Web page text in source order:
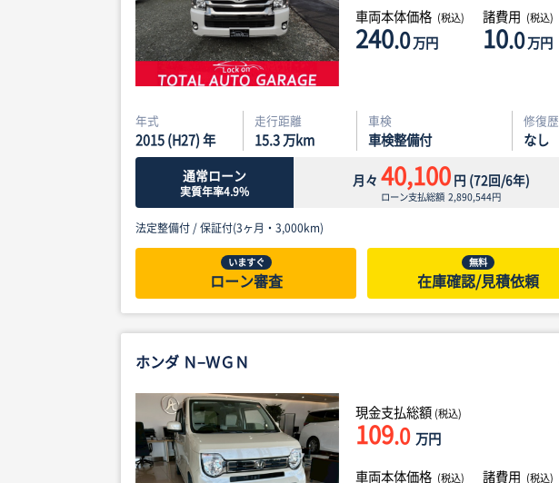
車両本体価格 (税込)
240.0万円
諸費用 (税込)
10.0万円
年式
2015 (H27) 年
走行距離
15.3万km
車検
車検整備付
修復歴
なし
通常ローン
実質年率4.9%
月々 40,100円 (72回/6年)
ローン支払総額2,890,544円
法定整備付 /保証付(3ヶ月・3,000km)
いますぐ
ローン審査
無料
在庫確認/見積依頼
ホンダ Ｎ−ＷＧＮ
現金支払総額 (税込)
109.0 万円
車両本体価格 (税込) 諸費用 (税込)